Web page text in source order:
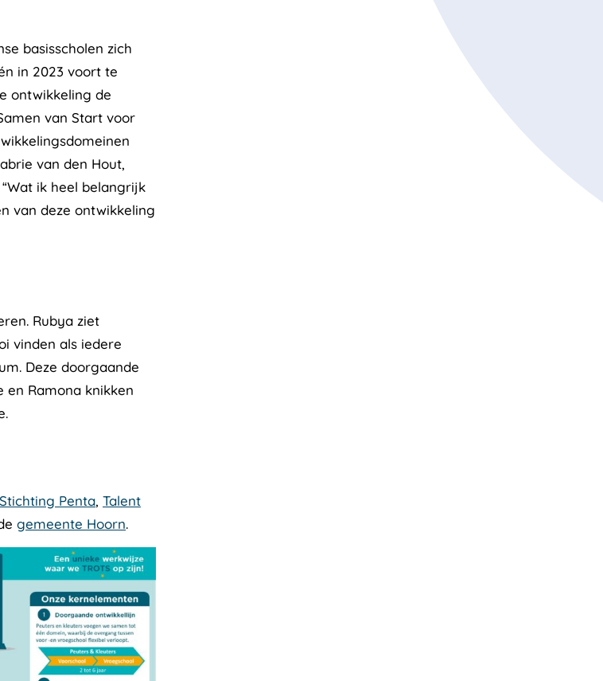
basisscholen zich
in 2023 voort te
ontwikkeling de
van Start voor
van den Hout,
ik heel belangrijk
van deze ontwikkeling
Rubya ziet
vinden als iedere
Deze doorgaande
en Ramona knikken
Stichting Penta, Talent
gemeente Hoorn.